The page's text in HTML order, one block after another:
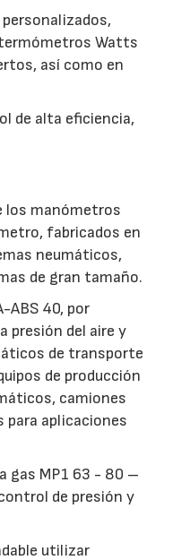
Watts
así como en
de alta eficiencia,
los manómetros
fabricados en
neumáticos,
de gran tamaño.
ABS 40, por
presión del aire y
de transporte
de producción
camiones
para aplicaciones
gas MP1 63 - 80 –
de presión y
utilizar